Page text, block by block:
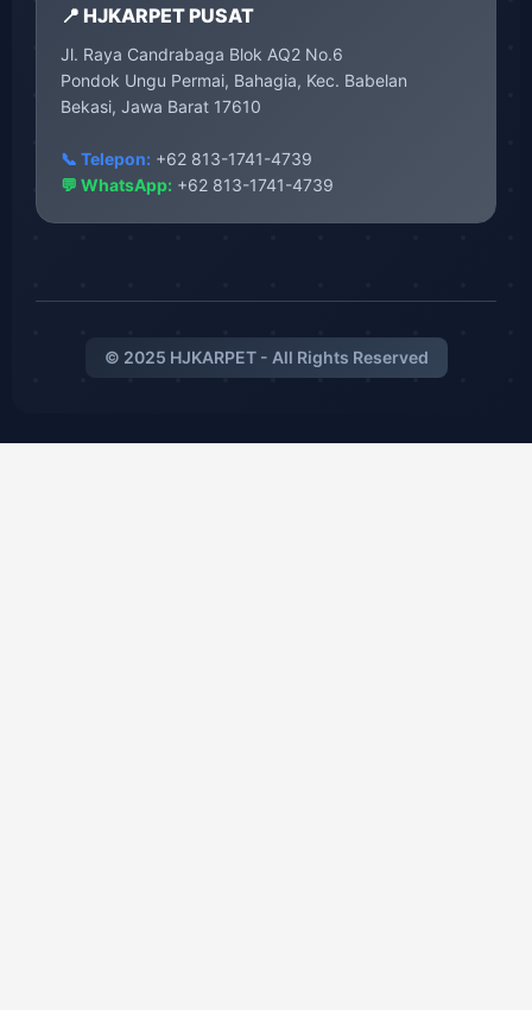
📍 HJKARPET PUSAT
Jl. Raya Candrabaga Blok AQ2 No.6
Pondok Ungu Permai, Bahagia, Kec. Babelan
Bekasi, Jawa Barat 17610
📞 Telepon: +62 813-1741-4739
💬 WhatsApp: +62 813-1741-4739
© 2025 HJKARPET - All Rights Reserved